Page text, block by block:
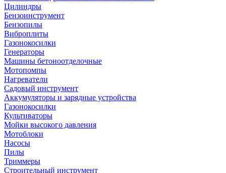
Цилиндры
Бензоинструмент
Бензопилы
Виброплиты
Газонокосилки
Генераторы
Машины бетоноотделочные
Мотопомпы
Нагреватели
Садовый инструмент
Аккумуляторы и зарядные устройства
Газонокосилки
Культиваторы
Мойки высокого давления
Мотоблоки
Насосы
Пилы
Триммеры
Строительный инструмент